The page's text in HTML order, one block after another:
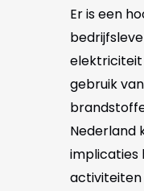
Er is een
elektriciteit
gebruik
Nederland
implicaties
activiteiten